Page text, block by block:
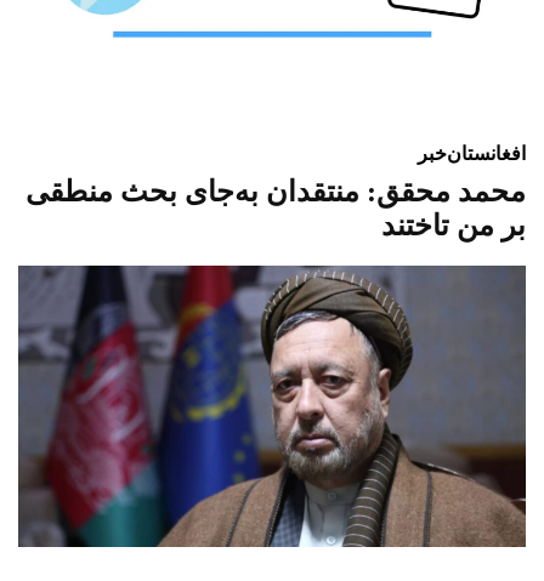
افغانستانخبر
محمد محقق: منتقدان به‌جای بحث منطقی
بر من تاختند